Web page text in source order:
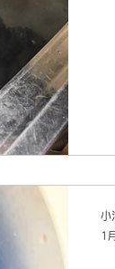
小
1